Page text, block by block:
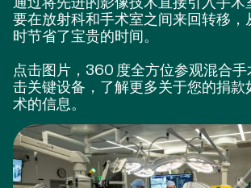
要在放射科和手术室之间来回转移，
时节省了宝贵的时间。
点击图片，360 度全方位参观混合
击关键设备，了解更多关于您的捐款
术的信息。